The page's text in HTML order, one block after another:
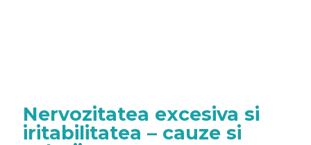
Nervozitatea excesiva si
iritabilitatea – cauze si